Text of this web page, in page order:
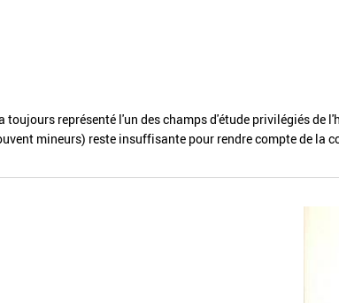
Fermer la recherche avancée
toujours représenté l'un des champs d'étude privilégiés de
mineurs) reste insuffisante pour rendre compte de la